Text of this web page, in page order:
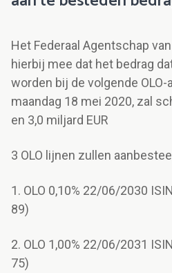
Het Federaal Agentschap
hierbij mee dat het bedrag
worden bij de volgende
maandag 18 mei 2020, zal
en 3,0 miljard EUR
3 OLO lijnen zullen
1. OLO 0,10% 22/06/2030
89)
2. OLO 1,00% 22/06/2031
75)